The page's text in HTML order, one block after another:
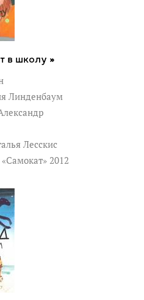
в школу »
Линденбаум
Лесскис
2012